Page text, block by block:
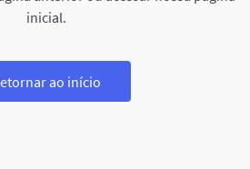
inicial.
ao início